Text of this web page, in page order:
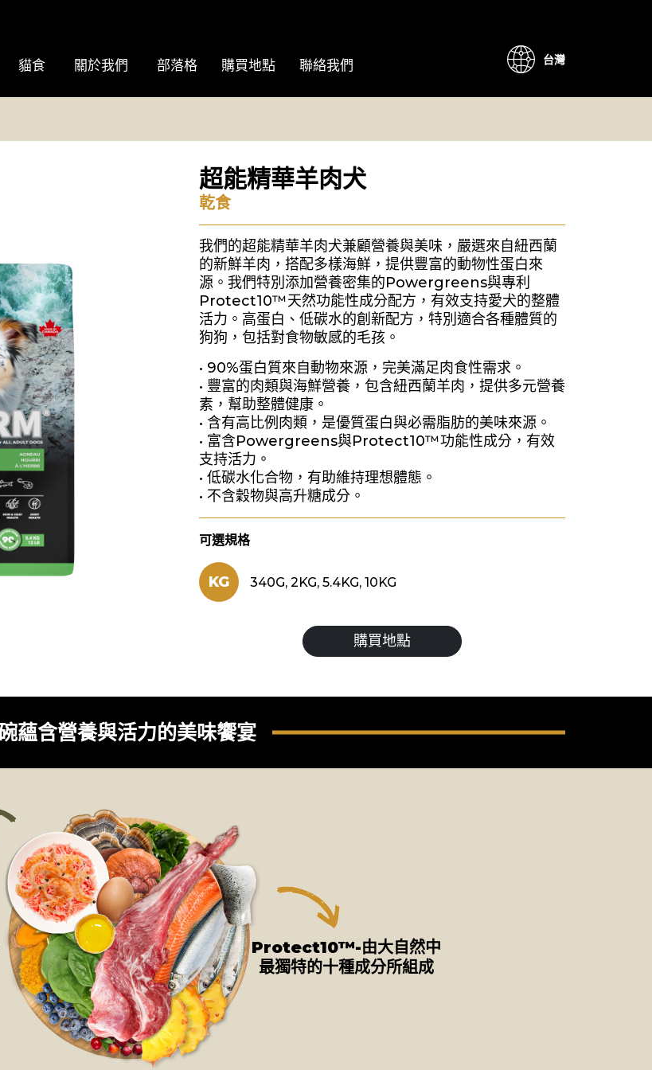
貓食 關於我們 部落格 購買地點 聯絡我們 台灣
超能精華羊肉犬
乾食
我們的超能精華羊肉犬兼顧營養與美味，嚴選來自紐西蘭
的新鮮羊肉，搭配多樣海鮮，提供豐富的動物性蛋白來
源。我們特別添加營養密集的Powergreens與專利
Protect10™天然功能性成分配方，有效支持愛犬的整體
活力。高蛋白、低碳水的創新配方，特別適合各種體質的
狗狗，包括對食物敏感的毛孩。
• 90%蛋白質來自動物來源，完美滿足肉食性需求。
• 豐富的肉類與海鮮營養，包含紐西蘭羊肉，提供多元營養
素，幫助整體健康。
• 含有高比例肉類，是優質蛋白與必需脂肪的美味來源。
• 富含Powergreens與Protect10™功能性成分，有效
支持活力。
• 低碳水化合物，有助維持理想體態。
• 不含穀物與高升糖成分。
可選規格
KG 340G, 2KG, 5.4KG, 10KG
購買地點
蘊含營養與活力的美味饗宴
Protect10™-由大自然中
最獨特的十種成分所組成